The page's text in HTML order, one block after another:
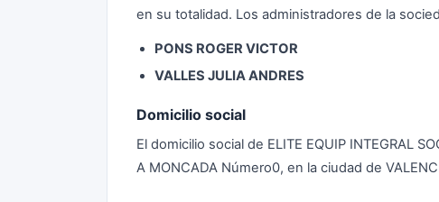
en su totalidad. Los administradores de la
PONS ROGER VICTOR
VALLES JULIA ANDRES
Domicilio social
El domicilio social de ELITE EQUIP INTEGRAL
A MONCADA Número0, en la ciudad de